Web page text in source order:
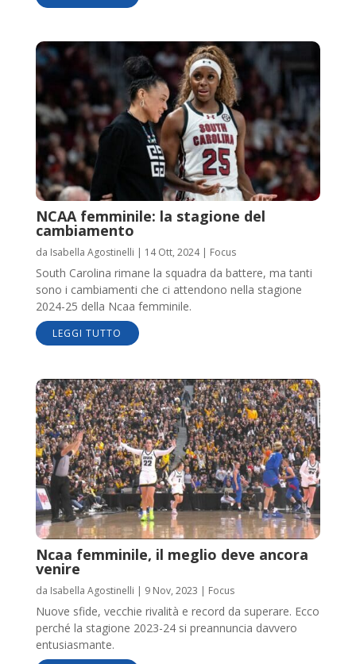
NCAA femminile: la stagione del
cambiamento
da Isabella Agostinelli | 14 Ott, 2024| Focus
South Carolina rimane la squadra da battere, ma tanti
sono i cambiamenti che ci attendono nella stagione
2024-25 della Ncaa femminile.
LEGGI TUTTO
Ncaa femminile, il meglio deve ancora
venire
da Isabella Agostinelli | 9 Nov, 2023 | Focus
Nuove sfide, vecchie rivalità e record da superare. Ecco
perché la stagione 2023-24 si preannuncia davvero
entusiasmante.